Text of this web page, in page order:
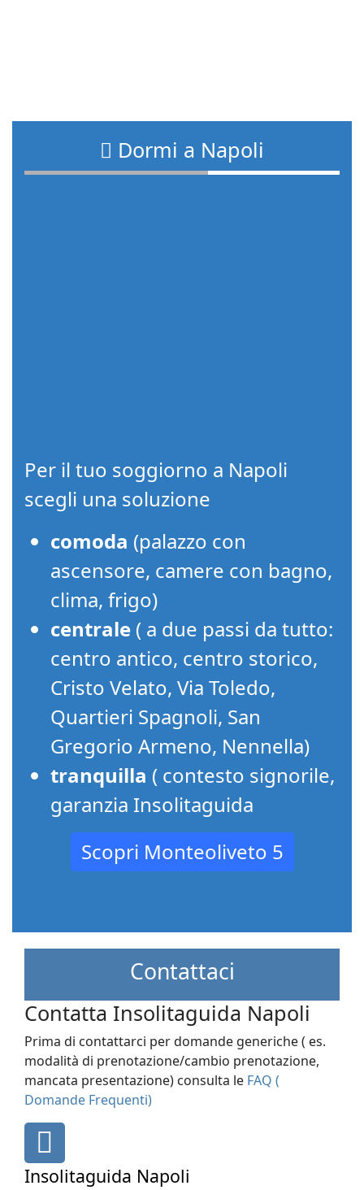
Dormi a Napoli
Per il tuo soggiorno a Napoli
scegli una soluzione
comoda (palazzo con
ascensore, camere con bagno,
clima, frigo)
centrale ( a due passi da tutto:
centro antico, centro storico,
Cristo Velato, Via Toledo,
Quartieri Spagnoli, San
Gregorio Armeno, Nennella)
tranquilla ( contesto signorile,
garanzia Insolitaguida
Scopri Monteoliveto 5
Contattaci
Contatta Insolitaguida Napoli
Prima di contattarci per domande generiche ( es.
modalità di prenotazione/cambio prenotazione,
mancata presentazione) consulta le FAQ (
Domande Frequenti)
fas
map-
Insolitaguida Napoli